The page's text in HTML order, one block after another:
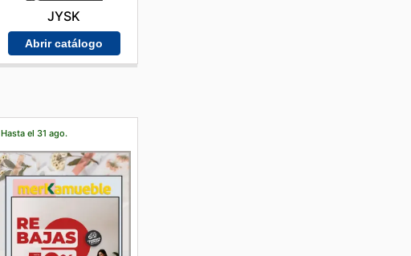
JYSK
Abrir catálogo
Hasta el 31 ago.